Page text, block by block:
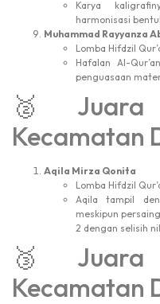
Karya
harmonisasi
Muhammad Rayyanza
Lomba Hifdzil
Hafalan Al-
penguasaan
Kecamatan
Aqila Mirza Qonita
Lomba Hifdzil
Aqila tampil
meskipun
2 dengan selisih
Kecamatan